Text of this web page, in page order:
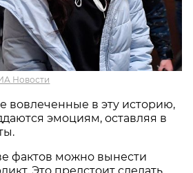
Новости
вовлеченные в эту историю,
эмоциям, оставляя в
фактов можно вынести